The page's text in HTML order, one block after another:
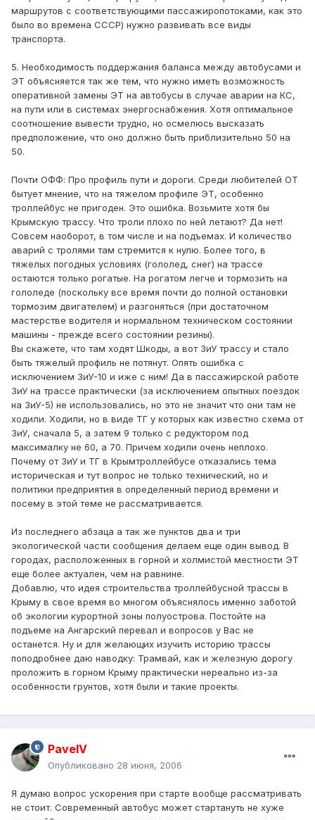
маршрутов с соответствующими пассажиропотоками, как это
было во времена СССР) нужно развивать все виды
транспорта.
5. Необходимость поддержания баланса между автобусами и
ЭТ объясняется так же тем, что нужно иметь возможность
оперативной замены ЭТ на автобусы в случае аварии на КС,
на пути или в системах энергоснабжения. Хотя оптимальное
соотношение вывести трудно, но осмелюсь высказать
предположение, что оно должно быть приблизительно 50 на
50.
Почти ОФФ: Про профиль пути и дороги. Среди любителей ОТ
бытует мнение, что на тяжелом профиле ЭТ, особенно
троллейбус не пригоден. Это ошибка. Возьмите хотя бы
Крымскую трассу. Что троли плохо по ней летают? Да нет!
Совсем наоборот, в том числе и на подъемах. И количество
аварий с тролями там стремится к нулю. Более того, в
тяжелых погодных условиях (гололед, снег) на трассе
остаются только рогатые. На рогатом легче и тормозить на
гололеде (поскольку все время почти до полной остановки
тормозим двигателем) и разгоняться (при достаточном
мастерстве водителя и нормальном техническом состоянии
машины - прежде всего состоянии резины).
Вы скажете, что там ходят Шкоды, а вот ЗиУ трассу и стало
быть тяжелый профиль не потянут. Опять ошибка с
исключением ЗиУ-10 и иже с ним! Да в пассажирской работе
ЗиУ на трассе практически (за исключением опытных поездок
на ЗиУ-5) не использовались, но это не значит что они там не
ходили. Ходили, но в виде ТГ у которых как известно схема от
ЗиУ, сначала 5, а затем 9 только с редуктором под
максималку не 60, а 70. Причем ходили очень неплохо.
Почему от ЗиУ и ТГ в Крымтроллейбусе отказались тема
историческая и тут вопрос не только технический, но и
политики предприятия в определенный период времени и
посему в этой теме не рассматривается.
Из последнего абзаца а так же пунктов два и три
экологической части сообщения делаем еще один вывод. В
городах, расположенных в горной и холмистой местности ЭТ
еще более актуален, чем на равнине.
Добавлю, что идея строительства троллейбусной трассы в
Крыму в свое время во многом объяснялось именно заботой
об экологии курортной зоны полуострова. Постойте на
подъеме на Ангарский перевал и вопросов у Вас не
останется. Ну и для желающих изучить историю трассы
поподробнее даю наводку: Трамвай, как и железную дорогу
проложить в горном Крыму практически нереально из-за
особенности грунтов, хотя были и такие проекты.
PavelV
Опубликовано 28 июня, 2006
Я думаю вопрос ускорения при старте вообще рассматривать
не стоит. Современный автобус может стартануть не хуже